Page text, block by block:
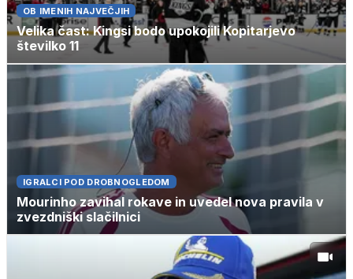
OB IMENIH NAJVEČJIH
Velika čast: Kingsi bodo upokojili Kopitarjevo
številko 11
IGRALCI POD DROBNOGLEDOM
Mourinho zavihal rokave in uvedel nova pravila v
zvezdniški slačilnici